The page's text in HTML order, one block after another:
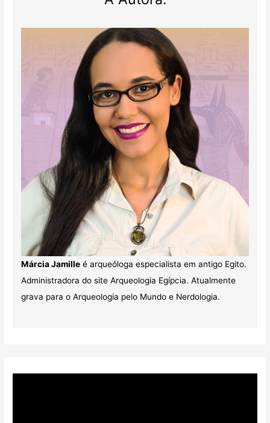
Márcia Jamilleé arqueóloga especialista em antigo Egito.
Administradora do site Arqueologia Egípcia. Atualmente
grava para o Arqueologia pelo Mundo e Nerdologia.